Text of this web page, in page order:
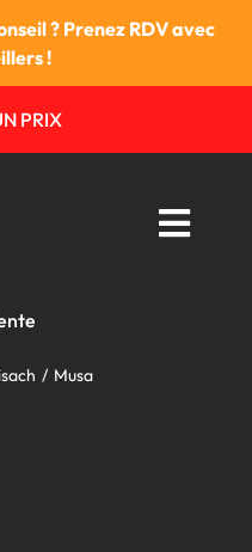
? Prenez RDV avec
!
PRIX
Musa